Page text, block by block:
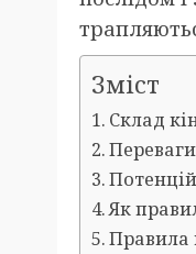
Зміст
Склад
Як
Правила